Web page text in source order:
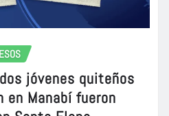
dos jóvenes quiteños
en Manabí fueron